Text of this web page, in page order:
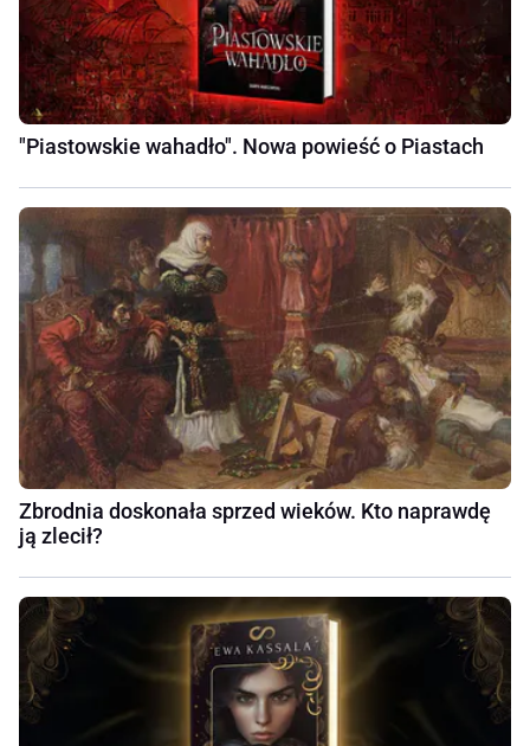
"Piastowskie wahadło". Nowa powieść o Piastach
Zbrodnia doskonała sprzed wieków. Kto naprawdę
ją zlecił?